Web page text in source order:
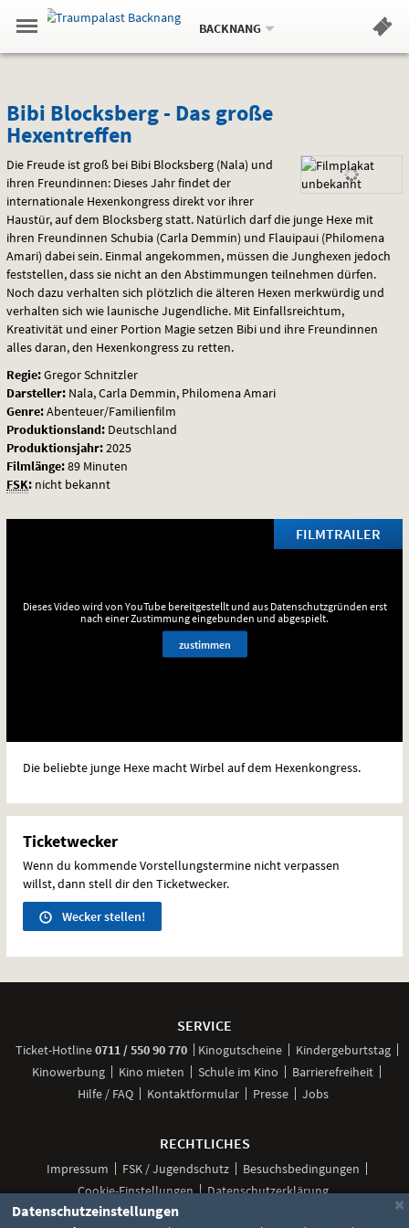
Springe
zum
,zum
.
Navigation
Gehe
zur
Standortauswahl
Standort:
BACKNANG.
Hinweis
Bibi
Blocksberg
-
Das
große
Hexentreffen
Bibi Blocksberg - Das große
Hexentreffen
Die Freude ist groß bei Bibi Blocksberg (Nala) und
ihren Freundinnen: Dieses Jahr findet der
internationale Hexenkongress direkt vor ihrer
Haustür, auf dem Blocksberg statt. Natürlich darf die junge Hexe mit
ihren Freundinnen Schubia (Carla Demmin) und Flauipaui (Philomena
Amari) dabei sein. Einmal angekommen, müssen die Junghexen jedoch
feststellen, dass sie nicht an den Abstimmungen teilnehmen dürfen.
Noch dazu verhalten sich plötzlich die älteren Hexen merkwürdig und
verhalten sich wie launische Jugendliche. Mit Einfallsreichtum,
Kreativität und einer Portion Magie setzen Bibi und ihre Freundinnen
alles daran, den Hexenkongress zu retten.
Regie:Gregor Schnitzler
Darsteller: Nala, Carla Demmin, Philomena Amari
Genre:Abenteuer/Familienfilm
Produktionsland: Deutschland
Produktionsjahr:2025
Filmlänge:89 Minuten
FSK: nicht bekannt
FILMTRAILER
Dieses Video wird von YouTube bereitgestellt und aus Datenschutzgründen erst
nach einer Zustimmung eingebunden und abgespielt.
zustimmen
Die beliebte junge Hexe macht Wirbel auf dem Hexenkongress.
Ticketwecker
Wenn du kommende Vorstellungstermine nicht verpassen
willst, dann stell dir den Ticketwecker.
Wecker stellen!
SERVICE
Ticket-Hotline0711 / 550 90 770anrufen
Kinogutscheine
Kindergeburtstag
Kinowerbung
Kino mieten Schule im Kino
Barrierefreiheit
Hilfe / FAQ
Kontaktformular Presse Jobs
RECHTLICHES
Impressum FSK / Jugendschutz
Besuchsbedingungen
Cookie-Einstellungen
Datenschutzerklärung
×
Datenschutzeinstellungen